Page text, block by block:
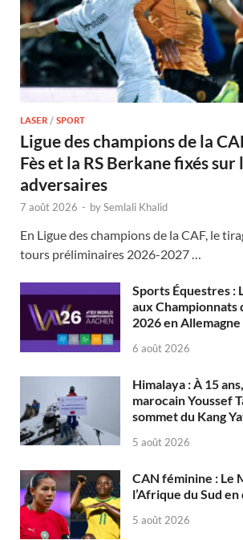
LASER / SPORT
Ligue des champions de la
Fès et la RS Berkane fixés sur
adversaires
7 août 2026 - bySemlali Khalid
En Ligue des champions de la CAF, le
tours préliminaires 2026-2027 …
Sports Équestres :
aux Championnats
2026 en Allemagne
6 août 2026
Himalaya : À 15
marocain Youssef
sommet du Kang
5 août 2026
CAN féminine : Le
l’Afrique du Sud
5 août 2026